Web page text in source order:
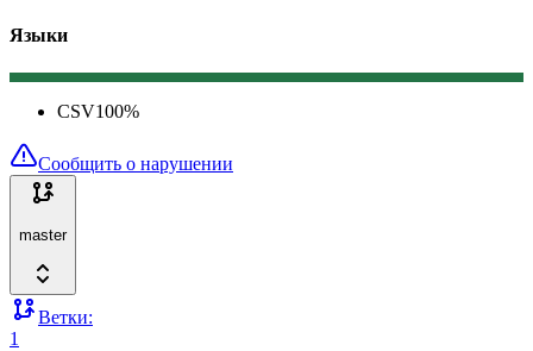
Языки
CSV100%
Сообщить о нарушении
master
Ветки:
1